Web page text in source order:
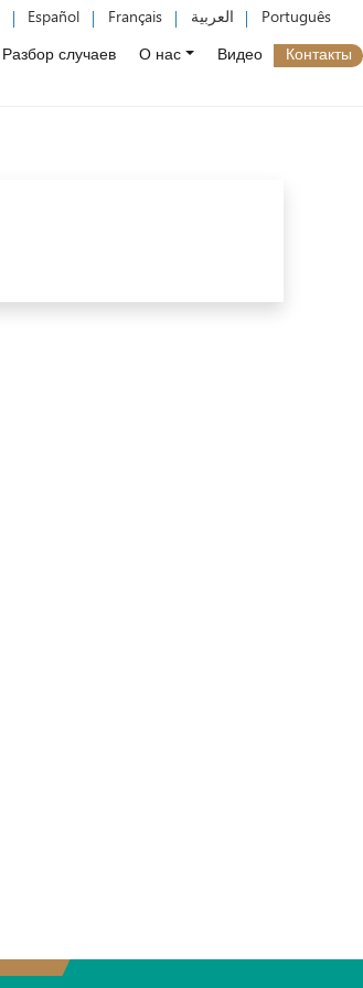
Español Français العربية
Português
Разбор случаев О нас Видео Контакты